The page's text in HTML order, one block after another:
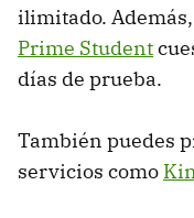
ilimitado.
Prime Student
días de prueba.
También puedes
servicios como